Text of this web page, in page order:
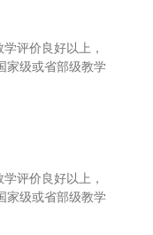
评价良好以上，
家级或省部级教学
评价良好以上，
家级或省部级教学